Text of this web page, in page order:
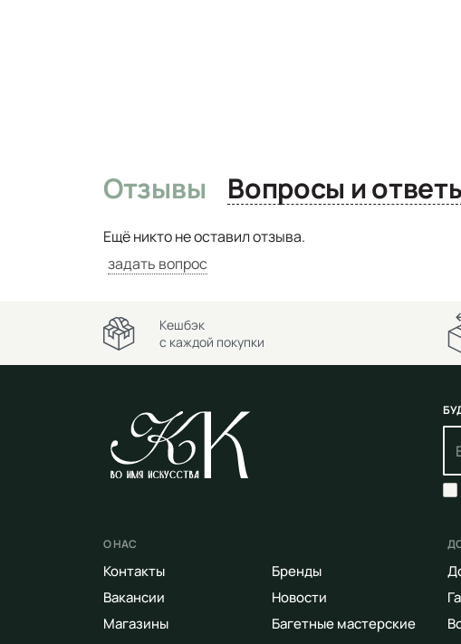
Отзывы Вопросы и
Ещё никто не оставил отзыва.
задать вопрос
Кешбэк
с каждой покупки
О НАС
Контакты
Вакансии
Магазины
Бренды
Новости
Багетные мастерские